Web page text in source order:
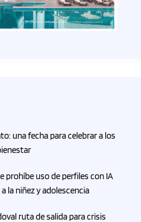
una fecha para celebrar a los
prohíbe uso de perfiles con IA
la niñez y adolescencia
ruta de salida para crisis